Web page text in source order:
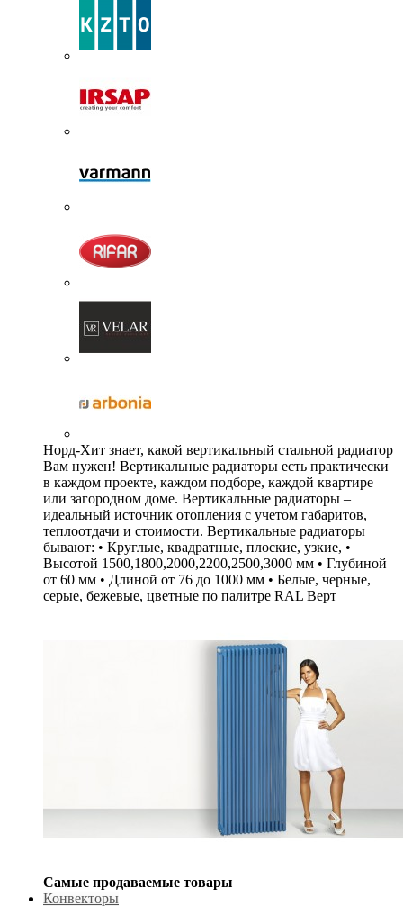
Норд-Хит знает, какой вертикальный стальной радиатор
Вам нужен! Вертикальные радиаторы есть практически
в каждом проекте, каждом подборе, каждой квартире
или загородном доме. Вертикальные радиаторы –
идеальный источник отопления с учетом габаритов,
теплоотдачи и стоимости. Вертикальные радиаторы
бывают: • Круглые, квадратные, плоские, узкие, •
Высотой 1500,1800,2000,2200,2500,3000 мм • Глубиной
от 60 мм • Длиной от 76 до 1000 мм • Белые, черные,
серые, бежевые, цветные по палитре RAL Верт
Самые продаваемые товары
Конвекторы